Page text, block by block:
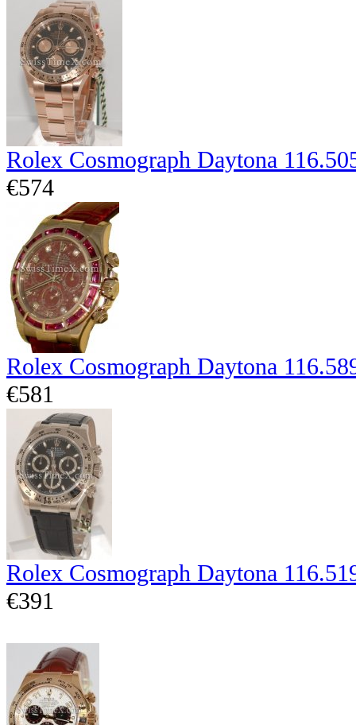
Rolex Cosmograph Daytona
€574
Rolex Cosmograph Daytona
€581
Rolex Cosmograph Daytona
€391